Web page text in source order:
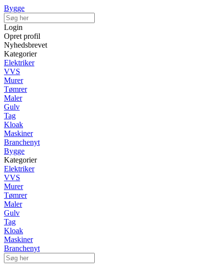
Bygge
Login
Opret profil
Nyhedsbrevet
Kategorier
Elektriker
VVS
Murer
Tømrer
Maler
Gulv
Tag
Kloak
Maskiner
Branchenyt
Bygge
Kategorier
Elektriker
VVS
Murer
Tømrer
Maler
Gulv
Tag
Kloak
Maskiner
Branchenyt